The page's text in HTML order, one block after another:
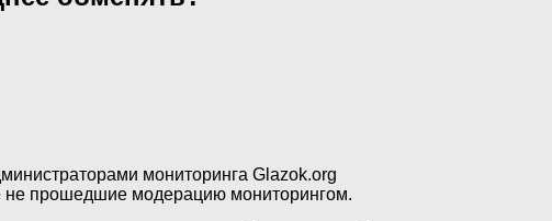
мониторинга Glazok.org
прошедшие модерацию мониторингом.